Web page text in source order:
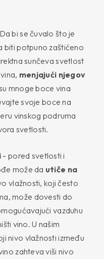
bi se čuvalo što je
biti potpuno zaštićeno
sunčeva svetlost
menjajući njegov
mnoge boce vina
svoje boce na
vinskog podruma
svetlosti.
- pored svetlosti i
može da utiče na
vlažnosti, koji često
može dovesti do
vazduhu
vino. U našim
nivo vlažnosti između
zahteva viši nivo